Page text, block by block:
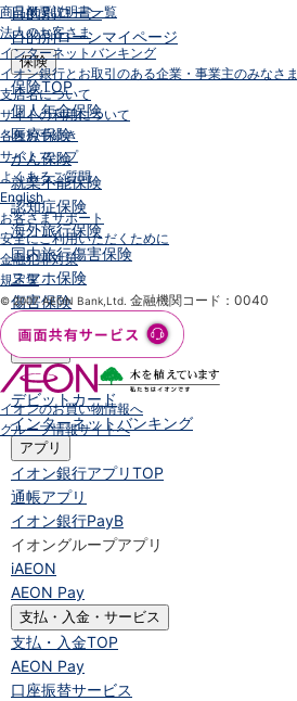
目的別ローン
目的別ローンマイページ
保険
保険TOP
個人年金保険
医療保険
がん保険
就業不能保険
認知症保険
海外旅行保険
国内旅行傷害保険
スマホ保険
傷害保険
介護保険
クレジットカード
デビットカード
インターネットバンキング
アプリ
イオン銀行アプリTOP
通帳アプリ
イオン銀行PayB
イオングループアプリ
iAEON
AEON Pay
支払・入金・サービス
支払・入金TOP
AEON Pay
口座振替サービス
商品概要説明書一覧
法人のお客さま
インターネットバンキング
イオン銀行とお取引のある企業・事業主のみなさま
支店名について
サイトの利用について
各種お手続き
サイトマップ
よくあるご質問
English
お客さまサポート
安全にご利用いただくために
金融犯罪対策
規定集
© 2007 AEON Bank,Ltd. 金融機関コード：0040
イオンのお買い物情報へ
グループ情報サイトへ